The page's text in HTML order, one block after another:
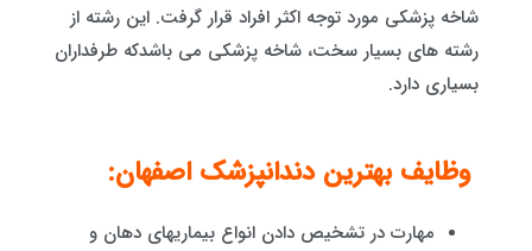
شاخه پزشکی مورد توجه اکثر افراد قرار گرفت. این رشته از
رشته های بسیار سخت، شاخه پزشکی می باشدکه طرفداران
بسیاری دارد.
وظایف بهترین دندانپزشک اصفهان:
مهارت در تشخیص دادن انواع بیماریهای دهان و